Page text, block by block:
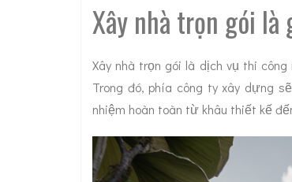
Xây nhà trọn gói là
Xây nhà trọn gói là dịch vụ thi
Trong đó, phía công ty xây dựng
nhiệm hoàn toàn từ khâu thiết kế